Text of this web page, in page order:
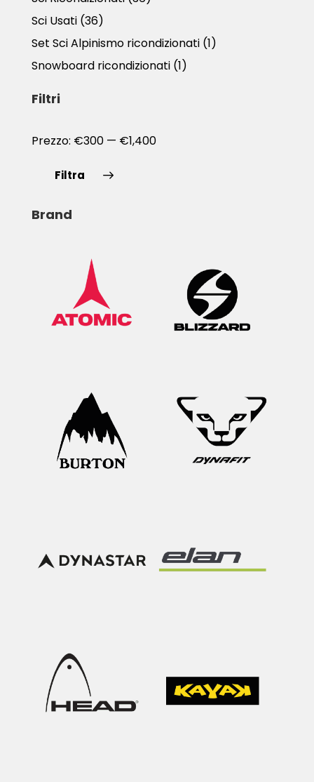
Sci Usati (36)
Set Sci Alpinismo ricondizionati (1)
Snowboard ricondizionati (1)
Filtri
Filtra
Prezzo: €300 — €1,400
Brand